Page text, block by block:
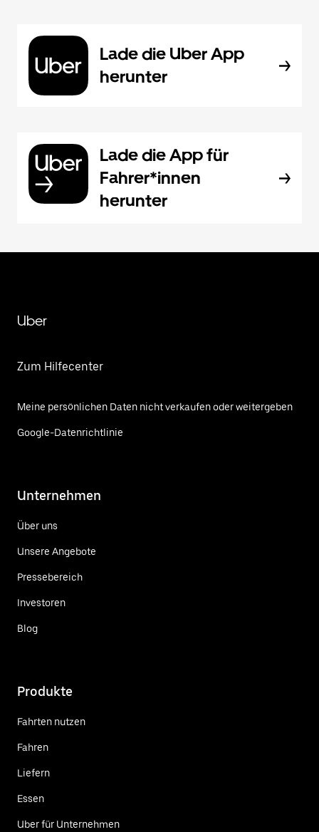
Lade die Uber App
herunter
Lade die App für
Fahrer*innen
herunter
Uber
Zum Hilfecenter
Meine persönlichen Daten nicht verkaufen oder weitergeben
Google-Datenrichtlinie
Unternehmen
Über uns
Unsere Angebote
Pressebereich
Investoren
Blog
Produkte
Fahrten nutzen
Fahren
Liefern
Essen
Uber für Unternehmen